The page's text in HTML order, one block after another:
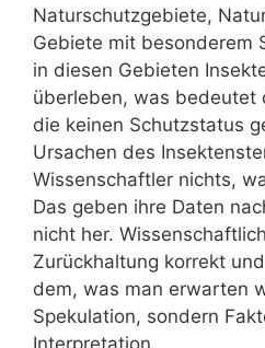
Naturschutzgebiete,
Gebiete mit besonderem
in diesen Gebieten
überleben, was bedeutet
die keinen Schutzstatus
Ursachen des
Wissenschaftler nichts,
Das geben ihre Daten
nicht her.
Zurückhaltung korrekt
dem, was man erwarten
Spekulation, sondern
Interpretation.